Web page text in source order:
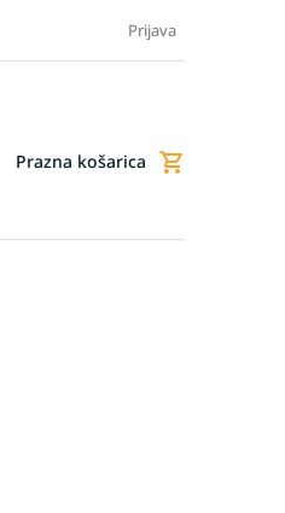
Dodatne storitve
Prijava
Nakupovalna
Prazna košarica